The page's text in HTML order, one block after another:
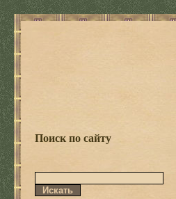
Поиск по сайту